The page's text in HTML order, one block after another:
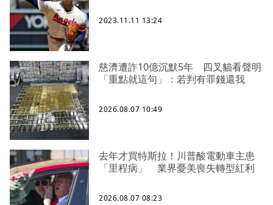
2023.11.11 13:24
慈濟遭詐10億沉默5年 四叉貓看聲明
「重點就這句」：若判有罪錢還我
2026.08.07 10:49
去年才買特斯拉！川普酸電動車主患
「里程病」 業界憂美喪失轉型紅利
2026.08.07 08:23